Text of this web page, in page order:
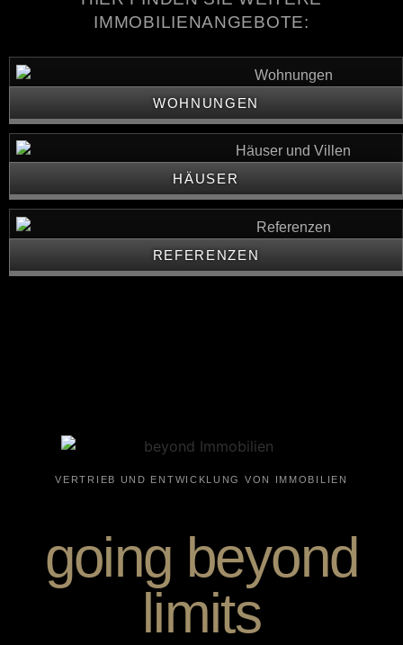
IMMOBILIENANGEBOTE:
WOHNUNGEN
HÄUSER
REFERENZEN
VERTRIEB UND ENTWICKLUNG VON IMMOBILIEN
going beyond
limits